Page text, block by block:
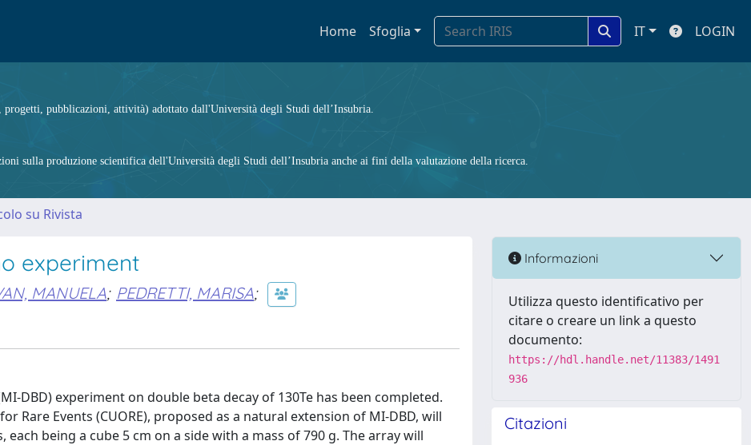
Home Sfoglia IT LOGIN
progetti, pubblicazioni, attività) adottato dall'Università degli Studi dell’Insubria.
sulla produzione scientifica dell'Università degli Studi dell’Insubria anche ai fini della valutazione della ricerca.
su Rivista
experiment
MANUELA; PEDRETTI, MARISA;
DBD) experiment on double beta decay of 130Te has been completed.
Rare Events (CUORE), proposed as a natural extension of MI-DBD, will
being a cube 5 cm on a side with a mass of 790 g. The array will
Informazioni
Utilizza questo identificativo per
citare o creare un link a questo
documento:
https://hdl.handle.net/11383/1491
936
Citazioni